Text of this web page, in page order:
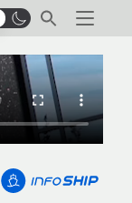
Menu